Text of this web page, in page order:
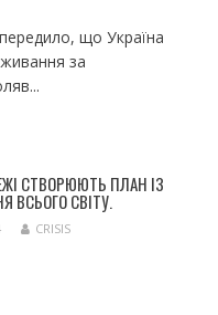
що Україна
за
СТВОРЮЮТЬ ПЛАН ІЗ
ВСЬОГО СВІТУ.
CRISIS